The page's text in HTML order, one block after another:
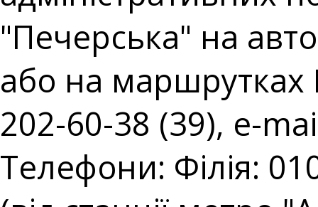
"Печерська" на
або на маршрутках
202-60-38 (39), e-
Телефони: Філія: